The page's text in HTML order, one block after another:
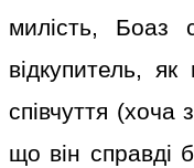
милість, Боаз
відкупитель,
співчуття (хоча
що він